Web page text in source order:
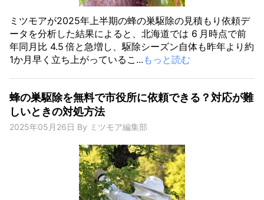
ミツモアが2025年上半期の蜂の巣駆除の見積もり依頼デ
ータを分析した結果によると、北海道では 6 月時点で前
年同月比 4.5 倍と急増し、駆除シーズン自体も昨年より約
1か月早く立ち上がっているこ... もっと読む
蜂の巣駆除を無料で市役所に依頼できる？対応が難
しいときの対処方法
2025年05月26日 By ミツモア編集部